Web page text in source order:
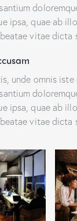
ipsa, quae ab
vitae dicta
unde omnis
ipsa, quae ab
vitae dicta